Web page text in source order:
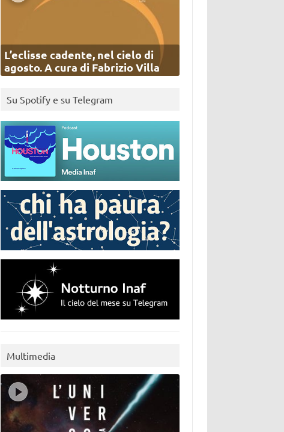
L’eclisse cadente, nel cielo di
agosto. A cura di Fabrizio Villa
Su Spotify e su Telegram
Multimedia